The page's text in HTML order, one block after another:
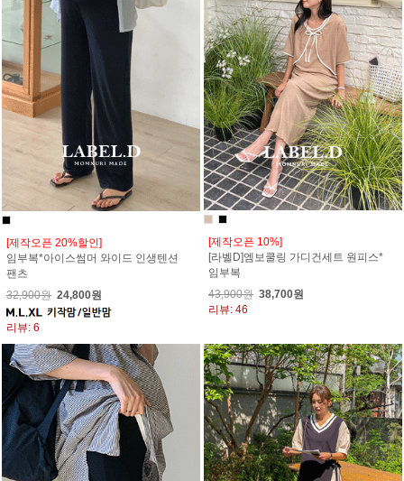
[제작오픈 20%할인]
임부복*아이스썸머 와이드 인생텐션
팬츠
32,900원 24,800원
리뷰: 6
[제작오픈 10%]
[라벨D]엠보쿨링 가디건세트 원피스*
임부복
43,900원 38,700원
리뷰: 46